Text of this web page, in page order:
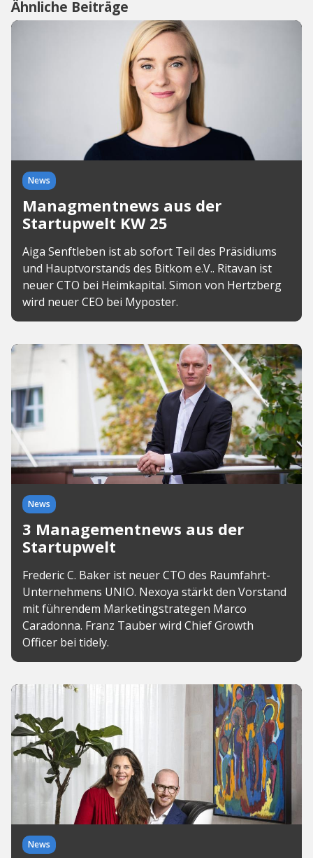
Ähnliche Beiträge
News
Managmentnews aus der
Startupwelt KW 25
Aiga Senftleben ist ab sofort Teil des Präsidiums
und Hauptvorstands des Bitkom e.V.. Ritavan ist
neuer CTO bei Heimkapital. Simon von Hertzberg
wird neuer CEO bei Myposter.
News
3 Managementnews aus der
Startupwelt
Frederic C. Baker ist neuer CTO des Raumfahrt-
Unternehmens UNIO. Nexoya stärkt den Vorstand
mit führendem Marketingstrategen Marco
Caradonna. Franz Tauber wird Chief Growth
Officer bei tidely.
News